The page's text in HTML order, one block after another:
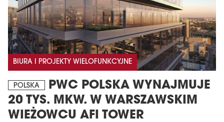
BIURA I PROJEKTY WIELOFUNKCYJNE
POLSKA
PWC POLSKA WYNAJMUJE
20 TYS. MKW. W WARSZAWSKIM
WIEŻOWCU AFI TOWER